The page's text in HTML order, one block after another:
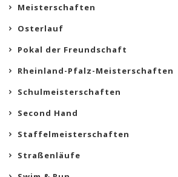
Meisterschaften
Osterlauf
Pokal der Freundschaft
Rheinland-Pfalz-Meisterschaften
Schulmeisterschaften
Second Hand
Staffelmeisterschaften
Straßenläufe